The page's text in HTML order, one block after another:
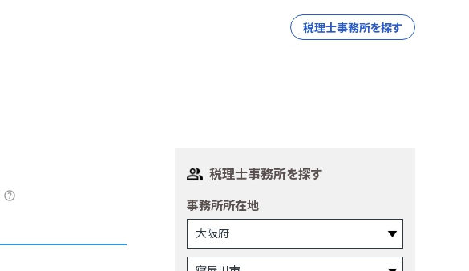
税理士事務所を探す
税理士事務所を探す
事務所所在地